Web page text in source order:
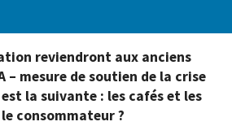
reviendront aux anciens
mesure de soutien de la crise
la suivante : les cafés et les
consommateur ?